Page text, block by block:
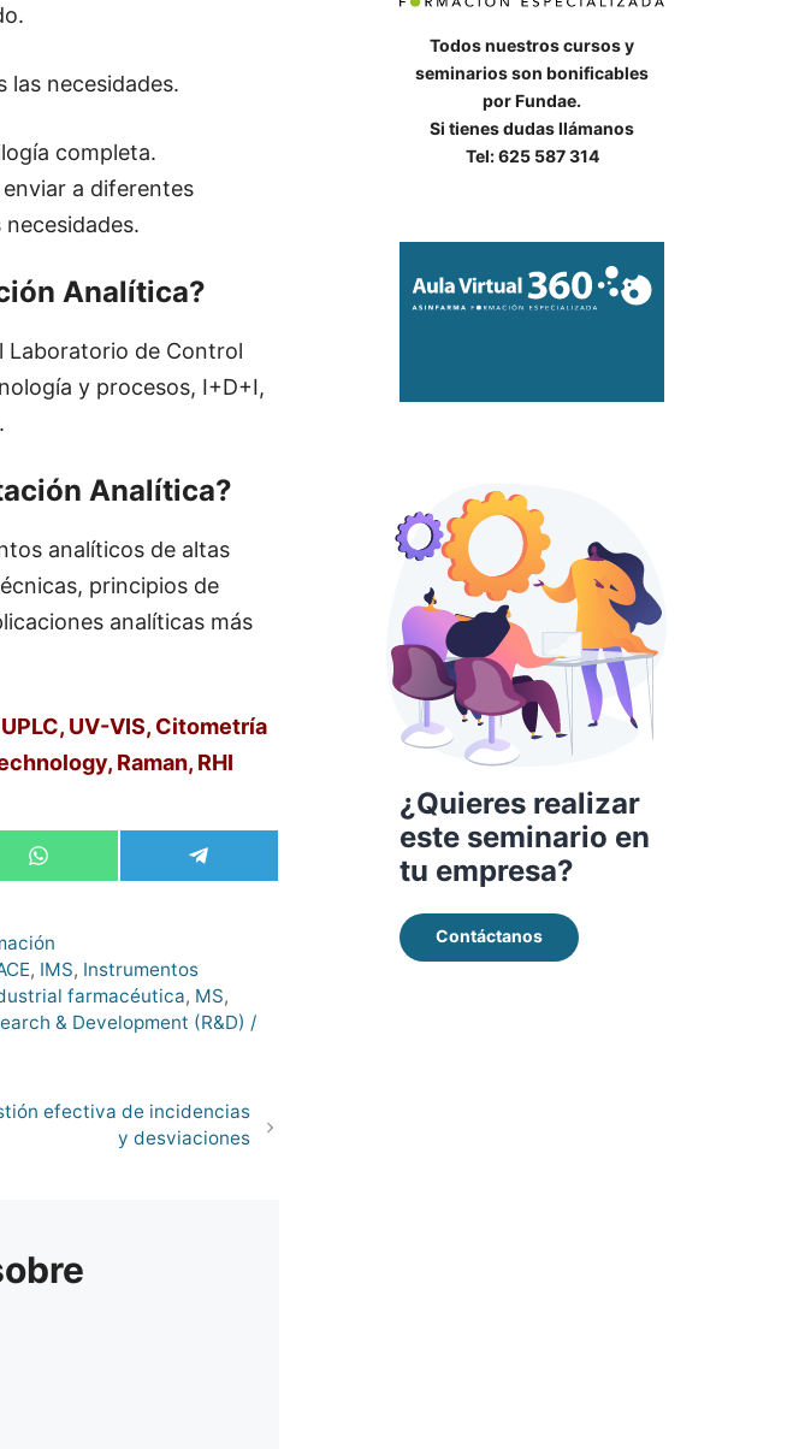
las necesidades.
completa.
a diferentes
Analítica?
Laboratorio de Control
y procesos, I+D+I,
Analítica?
analíticos de altas
principios de
analíticas más
UPLC, UV-VIS, Citometría
Raman, RHI
Compartir
en
Compartir
en
, IMS, Instrumentos
farmacéutica, MS,
& Development (R&D) /
efectiva de incidencias
y desviaciones
Todos nuestros cursos y
seminarios son bonificables
por Fundae.
Si tienes dudas llámanos
Tel: 625 587 314
¿Quieres realizar
este seminario en
tu empresa?
Contáctanos